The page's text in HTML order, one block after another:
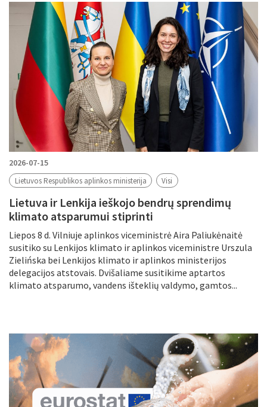
2026-07-15
Lietuvos Respublikos aplinkos ministerija Visi
Lietuva ir Lenkija ieškojo bendrų sprendimų
klimato atsparumui stiprinti
Liepos 8 d. Vilniuje aplinkos viceministrė Aira Paliukėnaitė
susitiko su Lenkijos klimato ir aplinkos viceministre Urszula
Zielińska bei Lenkijos klimato ir aplinkos ministerijos
delegacijos atstovais. Dvišaliame susitikime aptartos
klimato atsparumo, vandens išteklių valdymo, gamtos...